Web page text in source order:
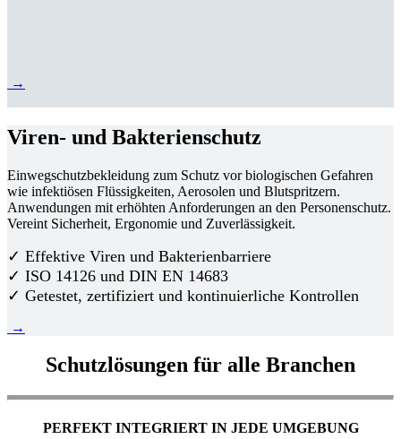
→
Viren- und Bakterienschutz
Einwegschutzbekleidung zum Schutz vor biologischen Gefahren
wie infektiösen Flüssigkeiten, Aerosolen und Blutspritzern.
Anwendungen mit erhöhten Anforderungen an den Personenschutz.
Vereint Sicherheit, Ergonomie und Zuverlässigkeit.
✓ Effektive Viren und Bakterienbarriere
✓ ISO 14126 und DIN EN 14683
✓ Getestet, zertifiziert und kontinuierliche Kontrollen
→
Schutzlösungen für alle Branchen
PERFEKT INTEGRIERT IN JEDE UMGEBUNG